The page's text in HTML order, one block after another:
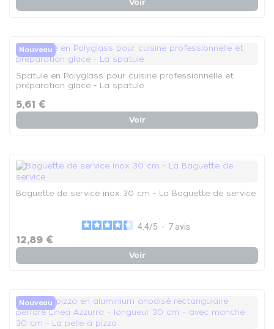
Voir
Nouveau
Spatule en Polyglass pour cuisine professionnelle et
préparation glace - La spatule
5,61 €
Voir
Baguette de service inox 30 cm - La Baguette de service
4.4/5 - 7 avis
12,89 €
Voir
Nouveau